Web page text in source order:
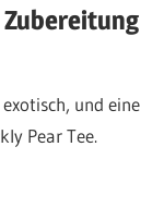
Zubereitung
und eine
Pear Tee.